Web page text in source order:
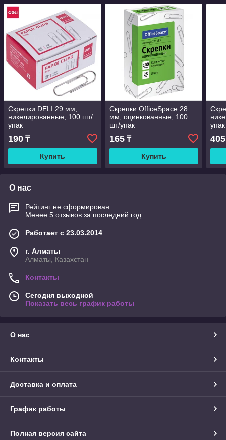
Скрепки DELI 29 мм,
никелированные, 100 шт/
упак
190 ₸
Купить
Скрепки OfficeSpace 28
мм, оцинкованные, 100
шт/упак
165₸
Купить
упак
405
О нас
Рейтинг не сформирован
Менее 5 отзывов за последний год
Работает с 23.03.2014
г. Алматы
Алматы, Казахстан
Контакты
Сегодня выходной
Показать весь график работы
О нас
Контакты
Доставка и оплата
График работы
Полная версия сайта